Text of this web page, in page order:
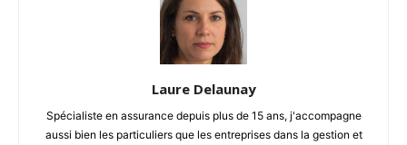
Laure Delaunay
Spécialiste en assurance depuis plus de 15 ans, j'accompagne
aussi bien les particuliers que les entreprises dans la gestion et